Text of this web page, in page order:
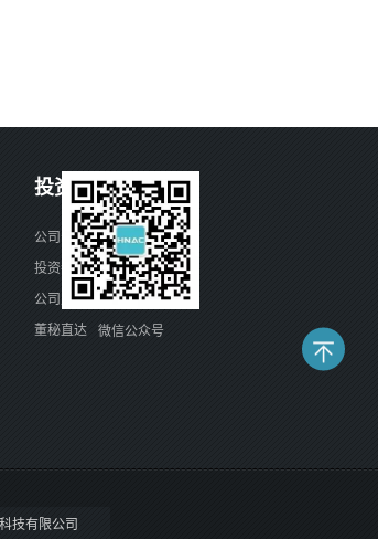
投资者关系
公司公告
投资者讲堂
公司风采
董秘直达
微信公众号
技有限公司